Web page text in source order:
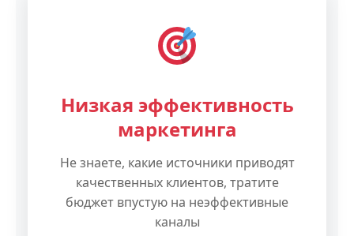
Низкая эффективность
маркетинга
Не знаете, какие источники приводят
качественных клиентов, тратите
бюджет впустую на неэффективные
каналы